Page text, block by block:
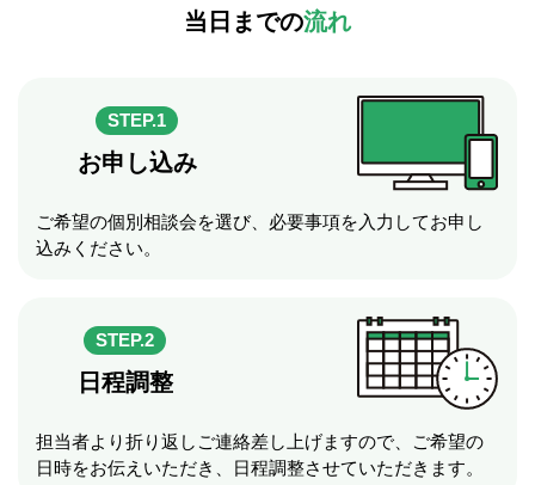
当日までの流れ
STEP.1
お申し込み
ご希望の個別相談会を選び、必要事項を入力してお申し
込みください。
STEP.2
日程調整
担当者より折り返しご連絡差し上げますので、ご希望の
日時をお伝えいただき、日程調整させていただきます。